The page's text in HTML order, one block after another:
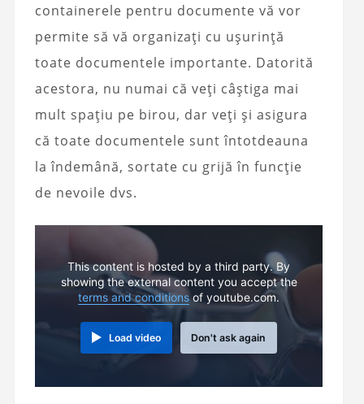
containerele pentru documente vă vor
permite să vă organizați cu ușurință
toate documentele importante. Datorită
acestora, nu numai că veți câștiga mai
mult spațiu pe birou, dar veți și asigura
că toate documentele sunt întotdeauna
la îndemână, sortate cu grijă în funcție
de nevoile dvs.
This content is hosted by a third party. By
showing the external content you accept the
terms and conditionsof youtube.com.
Load video Don't ask again